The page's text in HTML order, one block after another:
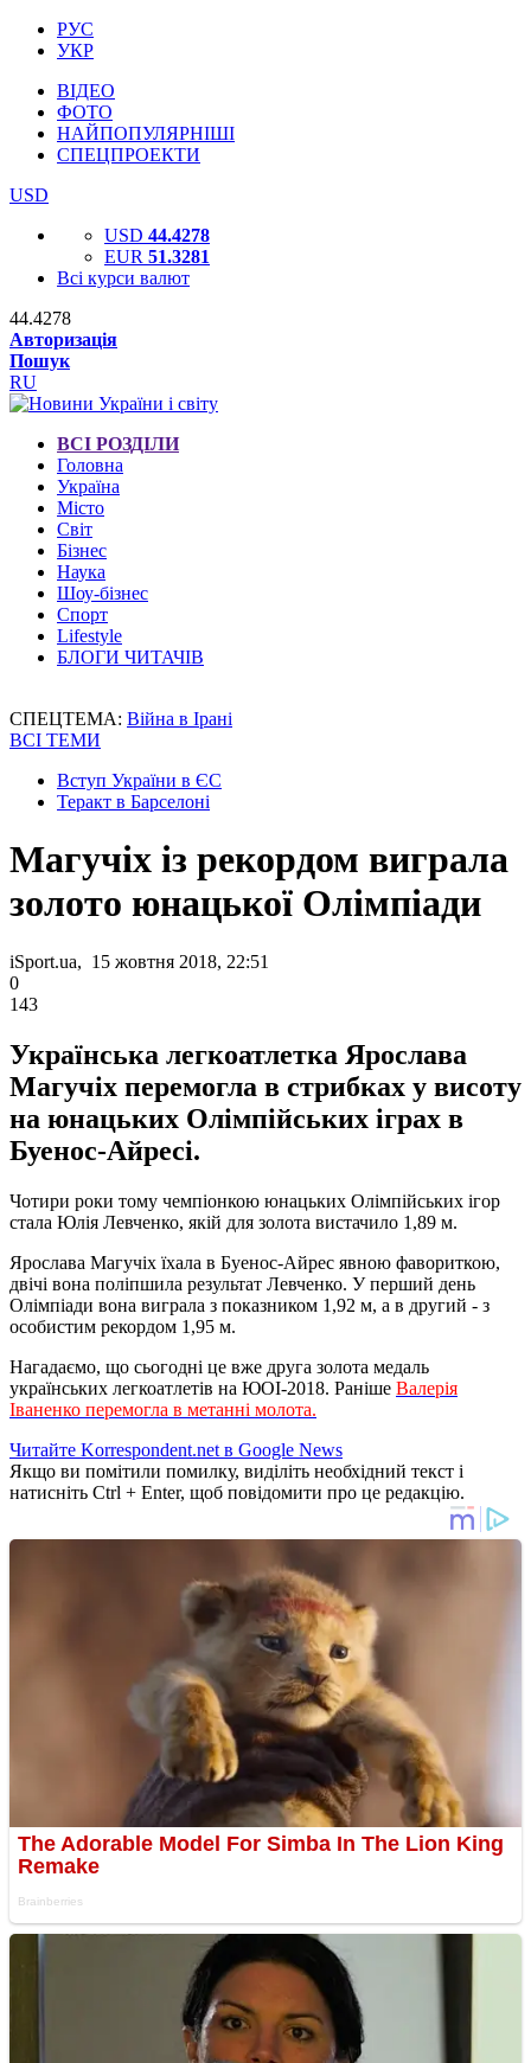
РУС
УКР
ВІДЕО
ФОТО
НАЙПОПУЛЯРНІШІ
СПЕЦПРОЕКТИ
USD
USD 44.4278
EUR 51.3281
Всі курси валют
44.4278
Авторизація
Пошук
RU
ВСІ РОЗДІЛИ
Головна
Україна
Місто
Світ
Бізнес
Наука
Шоу-бізнес
Спорт
Lifestyle
БЛОГИ ЧИТАЧІВ
СПЕЦТЕМА: Війна в Ірані
ВСІ ТЕМИ
Вступ України в ЄС
Теракт в Барселоні
Магучіх із рекордом виграла
золото юнацької Олімпіади
iSport.ua, 15 жовтня 2018, 22:51
0
143
Українська легкоатлетка Ярослава
Магучіх перемогла в стрибках у висоту
на юнацьких Олімпійських іграх в
Буенос-Айресі.
Чотири роки тому чемпіонкою юнацьких Олімпійських ігор
стала Юлія Левченко, якій для золота вистачило 1,89 м.
Ярослава Магучіх їхала в Буенос-Айрес явною фавориткою,
двічі вона поліпшила результат Левченко. У перший день
Олімпіади вона виграла з показником 1,92 м, а в другий - з
особистим рекордом 1,95 м.
Нагадаємо, що сьогодні це вже друга золота медаль
українських легкоатлетів на ЮОІ-2018. Раніше Валерія
Іваненко перемогла в метанні молота.
Читайте Korrespondent.net в Google News
Якщо ви помітили помилку, виділіть необхідний текст і
натисніть Ctrl + Enter, щоб повідомити про це редакцію.